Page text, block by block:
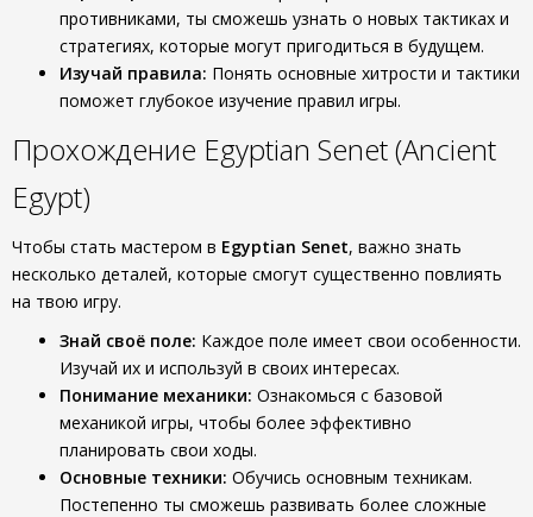
противниками, ты сможешь узнать о новых тактиках и
стратегиях, которые могут пригодиться в будущем.
Изучай правила: Понять основные хитрости и тактики
поможет глубокое изучение правил игры.
Прохождение Egyptian Senet (Ancient
Egypt)
Чтобы стать мастером в Egyptian Senet, важно знать
несколько деталей, которые смогут существенно повлиять
на твою игру.
Знай своё поле: Каждое поле имеет свои особенности.
Изучай их и используй в своих интересах.
Понимание механики: Ознакомься с базовой
механикой игры, чтобы более эффективно
планировать свои ходы.
Основные техники: Обучись основным техникам.
Постепенно ты сможешь развивать более сложные